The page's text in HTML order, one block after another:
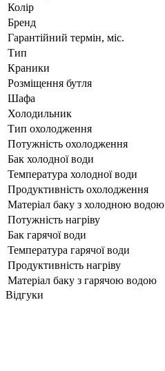
Колір
Бренд
Гарантійний термін, міс.
Тип
Краники
Розміщення бутля
Шафа
Холодильник
Тип охолодження
Потужність охолодження
Бак холодної води
Температура холодної води
Продуктивність охолодження
Матеріал баку з холодною водою
Потужність нагріву
Бак гарячої води
Температура гарячої води
Продуктивність нагріву
Матеріал баку з гарячою водою
Відгуки